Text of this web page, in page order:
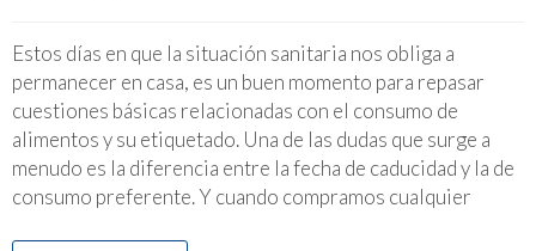
Estos días en que la situación sanitaria nos obliga a
permanecer en casa, es un buen momento para repasar
cuestiones básicas relacionadas con el consumo de
alimentos y su etiquetado. Una de las dudas que surge a
menudo es la diferencia entre la fecha de caducidad y la de
consumo preferente. Y cuando compramos cualquier